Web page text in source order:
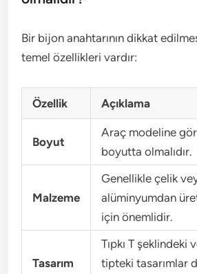
Bir bijon anahtarının dikkat
temel özellikleri vardır:
Özellik Açıklama
Boyut
Araç modeline
boyutta olmalıdır.
Malzeme
Genellikle çelik
alüminyumdan
için önemlidir.
Tasarım
Tıpkı T şeklindeki
tipteki tasarımlar